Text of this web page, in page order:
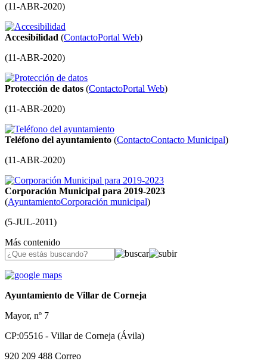
(11-ABR-2020)
Accesibilidad (ContactoPortal Web)
(11-ABR-2020)
Protección de datos (ContactoPortal Web)
(11-ABR-2020)
Teléfono del ayuntamiento (ContactoContacto Municipal)
(11-ABR-2020)
Corporación Municipal para 2019-2023
(AyuntamientoCorporación municipal)
(5-JUL-2011)
Más contenido
Ayuntamiento de Villar de Corneja
Mayor, nº 7
CP:05516 - Villar de Corneja (Ávila)
920 209 488 Correo